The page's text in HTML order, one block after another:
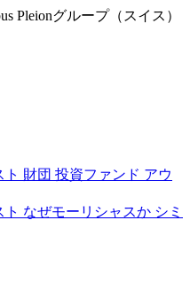
Pleionグループ（スイス）
ト 財団 投資ファンド アウ
なぜモーリシャスか シミ